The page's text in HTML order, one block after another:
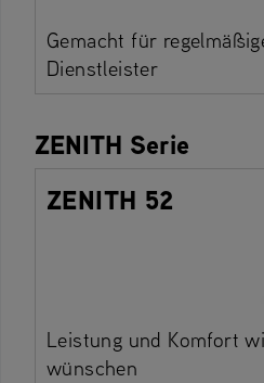
Gemacht für
Dienstleister
ZENITH Serie
ZENITH 52
Leistung und Komfort
wünschen